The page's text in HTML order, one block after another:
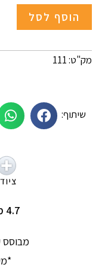
הוסף לסל
מק"ט: 111
שיתוף:
4.7 מתוך 5
מבוסס על 32 חוות